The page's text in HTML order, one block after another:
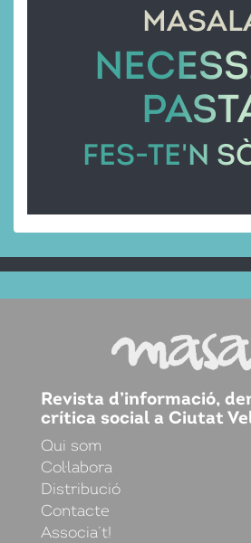
FES-TE'N
Revista d’informació,
crítica social a Ciutat
Qui som
Col·labora
Distribució
Contacte
Associa’t!